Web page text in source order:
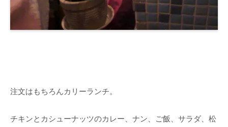
注文はもちろんカリーランチ。
チキンとカシューナッツのカレー、ナン、ご飯、サラダ、松